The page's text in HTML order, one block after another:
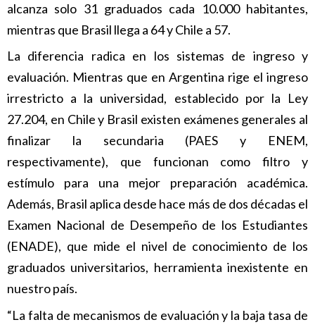
alcanza solo 31 graduados cada 10.000 habitantes,
mientras que Brasil llega a 64 y Chile a 57.
La diferencia radica en los sistemas de ingreso y
evaluación. Mientras que en Argentina rige el ingreso
irrestricto a la universidad, establecido por la Ley
27.204, en Chile y Brasil existen exámenes generales al
finalizar la secundaria (PAES y ENEM,
respectivamente), que funcionan como filtro y
estímulo para una mejor preparación académica.
Además, Brasil aplica desde hace más de dos décadas el
Examen Nacional de Desempeño de los Estudiantes
(ENADE), que mide el nivel de conocimiento de los
graduados universitarios, herramienta inexistente en
nuestro país.
“La falta de mecanismos de evaluación y la baja tasa de